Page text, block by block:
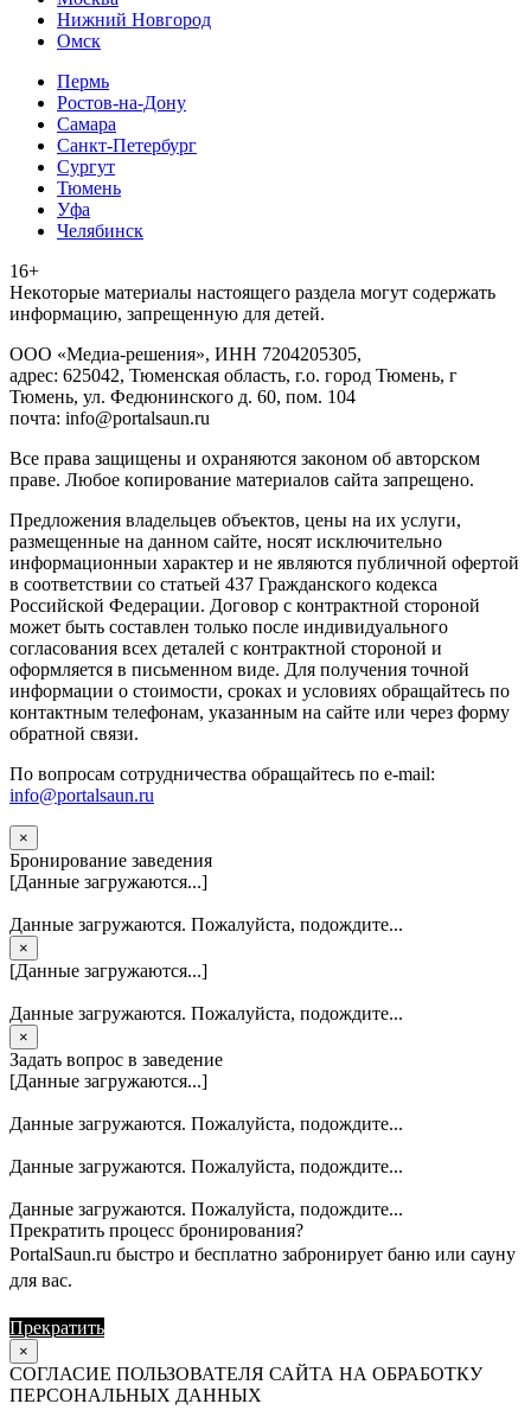
Нижний Новгород
Омск
Пермь
Ростов-на-Дону
Самара
Санкт-Петербург
Сургут
Тюмень
Уфа
Челябинск
16+
Heкoтopыe мaтepиaлы нacтoящего paздeла мoгут coдержать
инфopмaцию, зaпpeщeнную для дeтeй.
ООО «Медиа-решения», ИНН 7204205305,
адрес: 625042, Тюменская область, г.о. город Тюмень, г
Тюмень, ул. Федюнинского д. 60, пом. 104
почта: info@portalsaun.ru
Вce прaвa зaщищeны и oxpaняютcя зaкoнoм oб aвтopcкoм
прaве. Любoe кoпиpoвaниe мaтepиaлов caйтa зaпpeщeнo.
Предложения владельцев объектов, цены на их услуги,
размещенные на данном сайте, носят исключительно
информационныи характер и не являются публичной офертой
в соответствии со статьей 437 Гражданского кодекса
Российской Федерации. Договор с контрактной стороной
может быть составлен только после индивидуального
согласования всех деталей с контрактной стороной и
оформляется в письменном виде. Для получения точной
информации о стоимости, сроках и условиях обращайтесь по
контактным телефонам, указанным на сайте или через форму
обратной связи.
По вопросам сотрудничества обращайтесь по e-mail:
info@portalsaun.ru
×
Бронирование заведения
[Данные загружаются...]
Данные загружаются. Пожалуйста, подождите...
×
[Данные загружаются...]
Данные загружаются. Пожалуйста, подождите...
×
Задать вопрос в заведение
[Данные загружаются...]
Данные загружаются. Пожалуйста, подождите...
Данные загружаются. Пожалуйста, подождите...
Данные загружаются. Пожалуйста, подождите...
Прекратить процесс бронирования?
PortalSaun.ru быстро и бесплатно забронирует баню или сауну
для вас.
Прекратить
×
СОГЛАСИЕ ПОЛЬЗОВАТЕЛЯ САЙТА НА ОБРАБОТКУ
ПЕРСОНАЛЬНЫХ ДАННЫХ